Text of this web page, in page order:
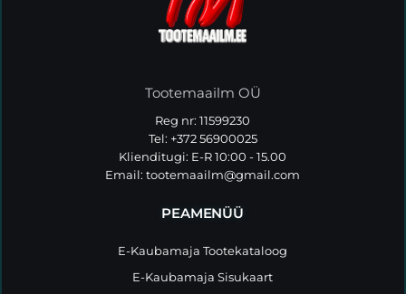
Tootemaailm OÜ
Reg nr: 11599230
Tel: +372 56900025
Klienditugi: E-R 10:00 - 15.00
Email:tootemaailm@gmail.com
PEAMENÜÜ
E-Kaubamaja Tootekataloog
E-Kaubamaja Sisukaart